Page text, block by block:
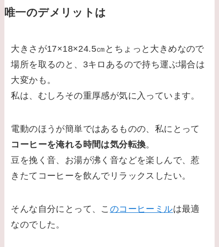
唯一のデメリットは
大きさが17×18×24.5㎝とちょっと大きめなので
場所を取るのと、3キロあるので持ち運ぶ場合は
大変かも。
私は、むしろその重厚感が気に入っています。
電動のほうが簡単ではあるものの、私にとって
コーヒーを淹れる時間は気分転換。
豆を挽く音、お湯が沸く音などを楽しんで、惹
きたてコーヒーを飲んでリラックスしたい。
そんな自分にとって、こ のコーヒーミルは最適
なのでした。